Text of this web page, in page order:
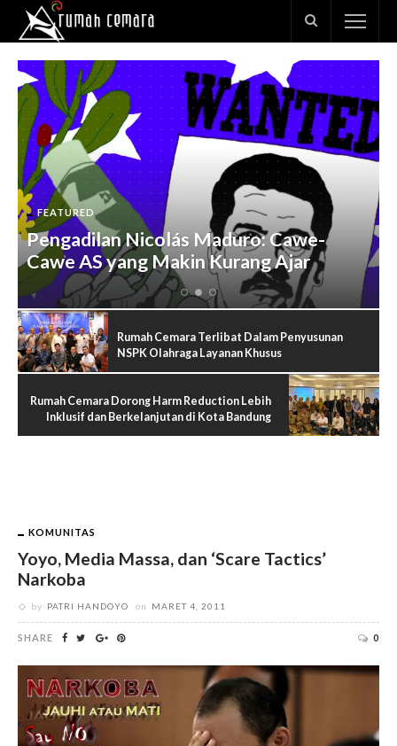
FEATURED
Pengadilan Nicolás Maduro: Cawe-
Cawe AS yang Makin Kurang Ajar
Rumah Cemara Terlibat Dalam Penyusunan
NSPK Olahraga Layanan Khusus
Rumah Cemara Dorong Harm Reduction Lebih
Inklusif dan Berkelanjutan di Kota Bandung
KOMUNITAS
Yoyo, Media Massa, dan ‘Scare Tactics’
Narkoba
by PATRI HANDOYO on MARET 4, 2011
SHARE 0